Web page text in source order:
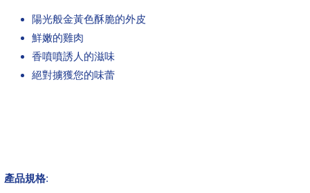
陽光般金黃色酥脆的外皮
鮮嫩的雞肉
香噴噴誘人的滋味
絕對擄獲您的味蕾
產品規格: